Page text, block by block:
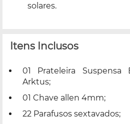
solares.
Itens Inclusos
01 Prateleira
Arktus;
01 Chave allen 4mm;
22 Parafusos sextavados;